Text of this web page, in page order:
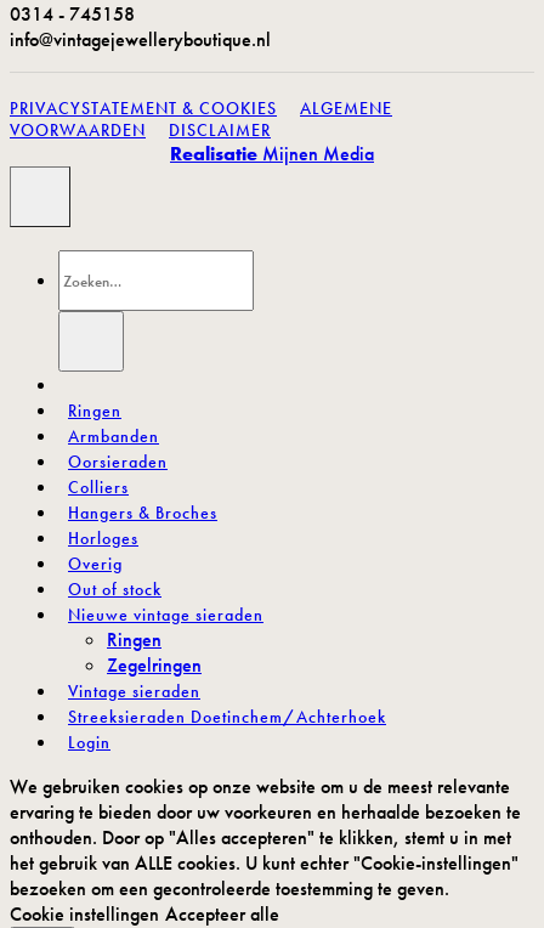
0314 - 745158
info@vintagejewelleryboutique.nl
PRIVACYSTATEMENT & COOKIES
ALGEMENE
VOORWAARDEN
DISCLAIMER
Realisatie Mijnen Media
naar:
Ringen
Armbanden
Oorsieraden
Colliers
Hangers & Broches
Horloges
Overig
Out of stock
Nieuwe vintage sieraden
Ringen
Zegelringen
Vintage sieraden
Streeksieraden Doetinchem/Achterhoek
Login
We gebruiken cookies op onze website om u de meest relevante
ervaring te bieden door uw voorkeuren en herhaalde bezoeken te
onthouden. Door op "Alles accepteren" te klikken, stemt u in met
het gebruik van ALLE cookies. U kunt echter "Cookie-instellingen"
bezoeken om een gecontroleerde toestemming te geven.
Cookie instellingen Accepteer alle